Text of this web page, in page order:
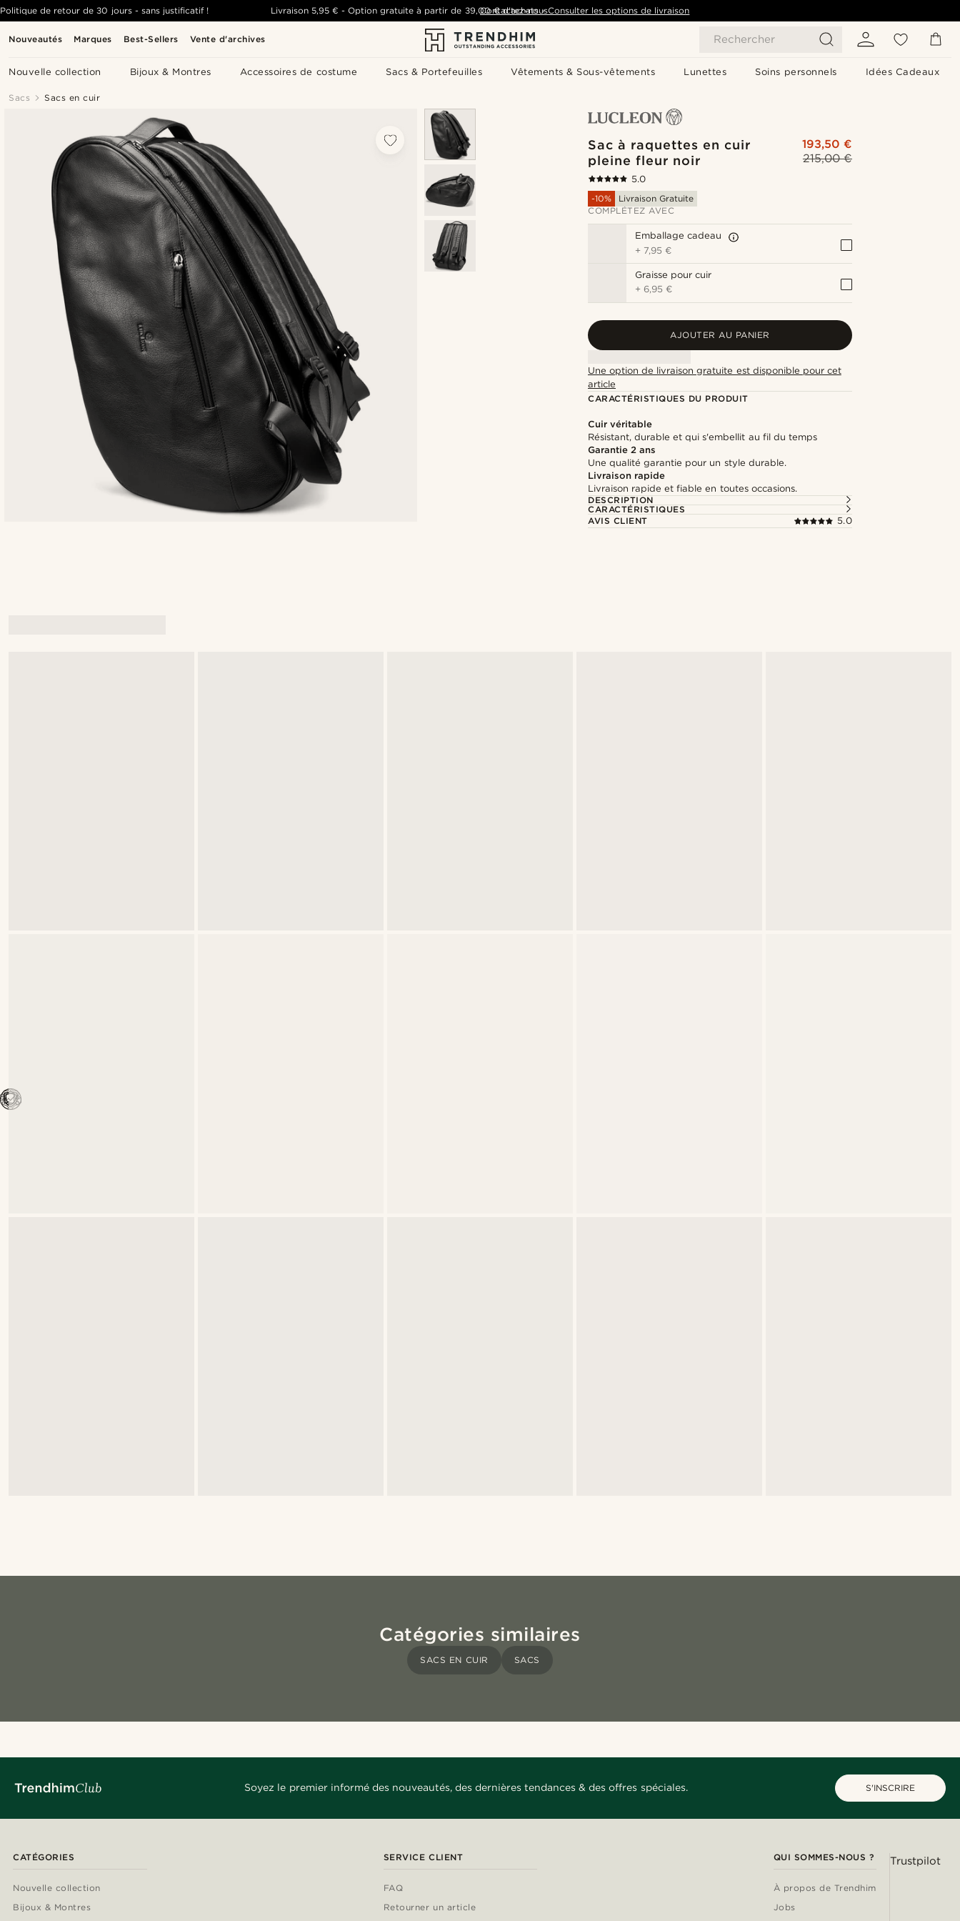
Nouveautés Marques Best-Sellers Vente d'archives Rechercher
Nouvelle collection Bijoux & Montres Accessoires de costume Sacs & Portefeuilles Vêtements & Sous-vêtements Lunettes Soins personnels Idées Cadeaux
Politique de retour de 30 jours - sans justificatif ! Livraison 5,95 € -Option gratuite à partir de 39,00 € d'achats- Consulter les options de livraison
Contactez-nous
Sacs Sacs en cuir
Sac à raquettes en cuir
pleine fleur noir
215,00 €
193,50 €
5.0
-10%
Livraison Gratuite
COMPLÉTEZ AVEC
Emballage cadeau
+ 7,95 €
Graisse pour cuir
+6,95 €
AJOUTER AU PANIER
Une option de livraison gratuite est disponible pour cet
article
CARACTÉRISTIQUES DU PRODUIT
Cuir véritable
Résistant, durable et qui s'embellit au fil du temps
Garantie 2 ans
Une qualité garantie pour un style durable.
Livraison rapide
Livraison rapide et fiable en toutes occasions.
DESCRIPTION
CARACTÉRISTIQUES
AVIS CLIENT
5.0
Catégories similaires
SACS EN CUIR SACS
Soyez le premier informé des nouveautés, des dernières tendances & des offres spéciales. S'INSCRIRE
CATÉGORIES
Nouvelle collection
Bijoux & Montres
SERVICE CLIENT
FAQ
Retourner un article
QUI SOMMES-NOUS ?
À propos de Trendhim
Jobs
Trustpilot